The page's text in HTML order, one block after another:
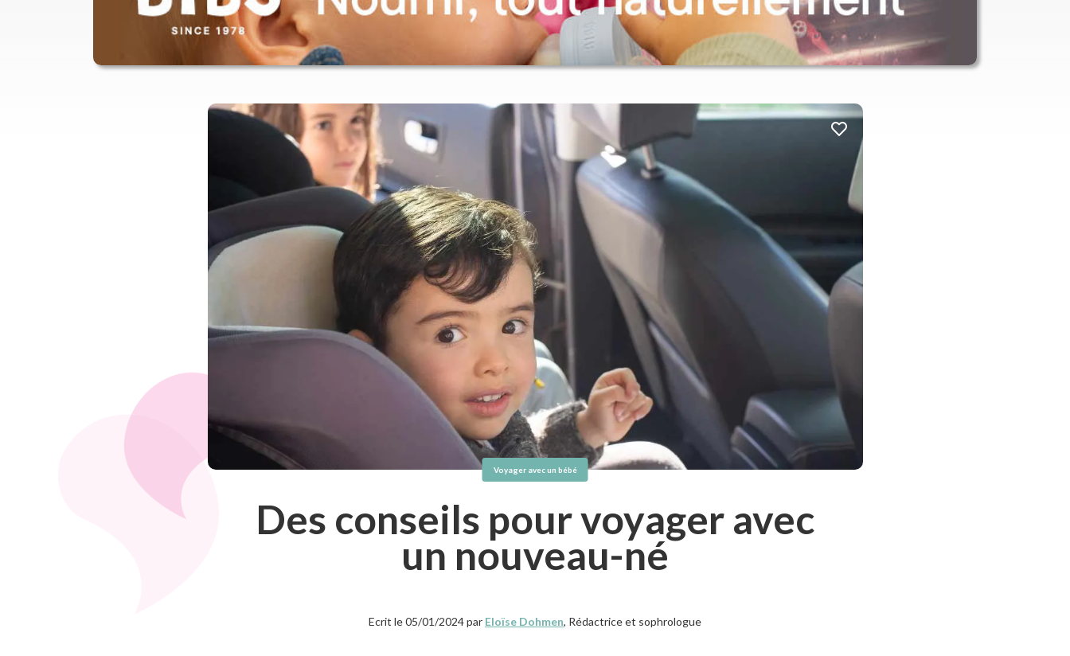
Voyager avec un bébé
Des conseils pour voyager avec
un nouveau-né
Ecrit le 05/01/2024 par Eloïse Dohmen, Rédactrice et sophrologue